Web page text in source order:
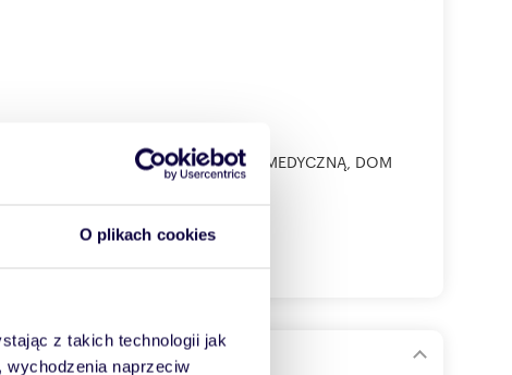
O plikach cookies
z takich technologii jak
naprzeciw
WINDA !!! IDEALNY NA PLACÓWKĘ MEDYCZNĄ, DOM